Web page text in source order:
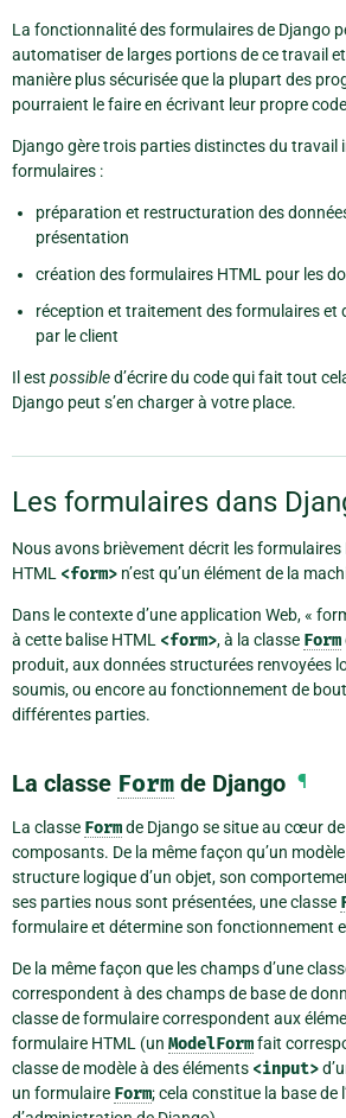
La fonctionnalité des formulaires de Django
automatiser de larges portions de ce travail
manière plus sécurisée que la plupart des
pourraient le faire en écrivant leur propre
Django gère trois parties distinctes du travail
formulaires :
préparation et restructuration des
présentation
création des formulaires HTML pour les
réception et traitement des formulaires et
par le client
Il est possibled’écrire du code qui fait tout
Django peut s’en charger à votre place.
Les formulaires dans
Nous avons brièvement décrit les formulaires
HTML <form> n’est qu’un élément de la
Dans le contexte d’une application Web, «
à cette balise HTML <form>, à la classe Form
produit, aux données structurées renvoyées
soumis, ou encore au fonctionnement de
différentes parties.
La classe Form de Django ¶
La classe Formde Django se situe au cœur
composants. De la même façon qu’un
structure logique d’un objet, son
ses parties nous sont présentées, une classe
formulaire et détermine son fonctionnement
De la même façon que les champs d’une
correspondent à des champs de base de
classe de formulaire correspondent aux
formulaire HTML (un ModelFormfait
classe de modèle à des éléments <input>
un formulaire Form; cela constitue la base de